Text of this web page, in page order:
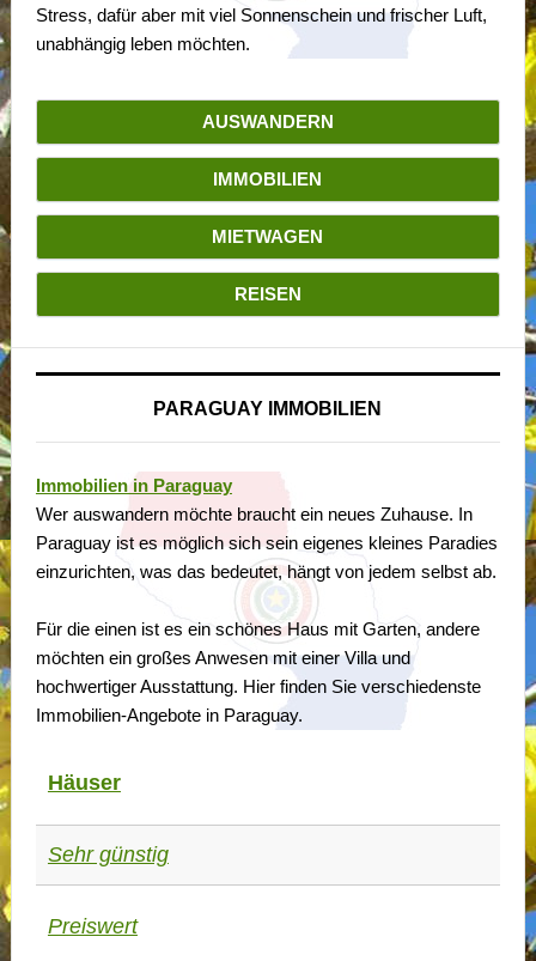
Stress, dafür aber mit viel Sonnenschein und frischer Luft,
unabhängig leben möchten.
AUSWANDERN
IMMOBILIEN
MIETWAGEN
REISEN
PARAGUAY IMMOBILIEN
Immobilien in Paraguay
Wer auswandern möchte braucht ein neues Zuhause. In
Paraguay ist es möglich sich sein eigenes kleines Paradies
einzurichten, was das bedeutet, hängt von jedem selbst ab.
Für die einen ist es ein schönes Haus mit Garten, andere
möchten ein großes Anwesen mit einer Villa und
hochwertiger Ausstattung. Hier finden Sie verschiedenste
Immobilien-Angebote in Paraguay.
Häuser
Sehr günstig
Preiswert